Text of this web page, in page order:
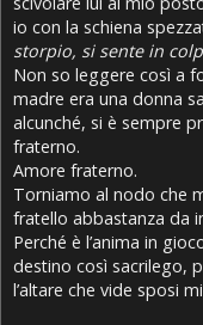
io con la schiena
storpio, si sente in
Non so leggere così a
madre era una donna
alcunché, si è sempre
fraterno.
Amore fraterno.
Torniamo al nodo che
fratello abbastanza da
Perché è l’anima in
destino così sacrilego,
l’altare che vide sposi